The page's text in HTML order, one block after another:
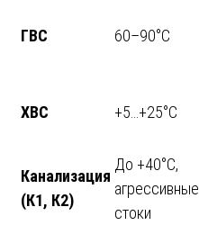
ГВС 60–90°C
ХВС +5…+25°C
Канализация
(К1, К2)
До +40°C,
агрессивные
стоки